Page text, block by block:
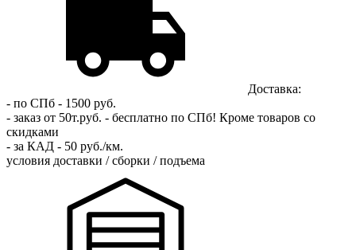
Доставка:
- по СПб - 1500 руб.
- заказ от 50т.руб. - бесплатно по СПб! Кроме товаров со
скидками
- за КАД - 50 руб./км.
условия доставки / сборки / подъема